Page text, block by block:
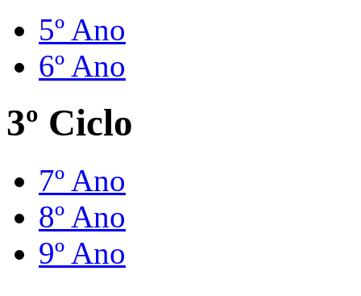
5º Ano
6º Ano
3º Ciclo
7º Ano
8º Ano
9º Ano